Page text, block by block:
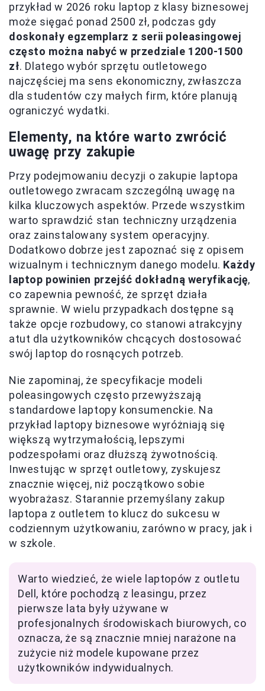
przykład w 2026 roku laptop z klasy biznesowej
może sięgać ponad 2500 zł, podczas gdy
doskonały egzemplarz z serii poleasingowej
często można nabyć w przedziale 1200-1500
zł. Dlatego wybór sprzętu outletowego
najczęściej ma sens ekonomiczny, zwłaszcza
dla studentów czy małych firm, które planują
ograniczyć wydatki.
Elementy, na które warto zwrócić
uwagę przy zakupie
Przy podejmowaniu decyzji o zakupie laptopa
outletowego zwracam szczególną uwagę na
kilka kluczowych aspektów. Przede wszystkim
warto sprawdzić stan techniczny urządzenia
oraz zainstalowany system operacyjny.
Dodatkowo dobrze jest zapoznać się z opisem
wizualnym i technicznym danego modelu. Każdy
laptop powinien przejść dokładną weryfikację,
co zapewnia pewność, że sprzęt działa
sprawnie. W wielu przypadkach dostępne są
także opcje rozbudowy, co stanowi atrakcyjny
atut dla użytkowników chcących dostosować
swój laptop do rosnących potrzeb.
Nie zapominaj, że specyfikacje modeli
poleasingowych często przewyższają
standardowe laptopy konsumenckie. Na
przykład laptopy biznesowe wyróżniają się
większą wytrzymałością, lepszymi
podzespołami oraz dłuższą żywotnością.
Inwestując w sprzęt outletowy, zyskujesz
znacznie więcej, niż początkowo sobie
wyobrażasz. Starannie przemyślany zakup
laptopa z outletem to klucz do sukcesu w
codziennym użytkowaniu, zarówno w pracy, jak i
w szkole.
Warto wiedzieć, że wiele laptopów z outletu
Dell, które pochodzą z leasingu, przez
pierwsze lata były używane w
profesjonalnych środowiskach biurowych, co
oznacza, że są znacznie mniej narażone na
zużycie niż modele kupowane przez
użytkowników indywidualnych.